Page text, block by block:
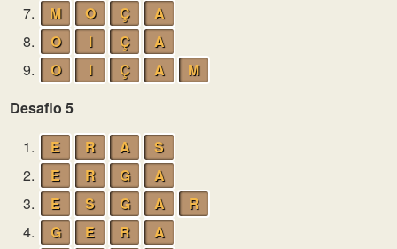
7.
M O Ç
A
8.
O I Ç
A
9.
O I Ç A
M
Desafio 5
1.
E R A
S
2.
E R G
A
3.
E S G A
R
4.
G E R
A